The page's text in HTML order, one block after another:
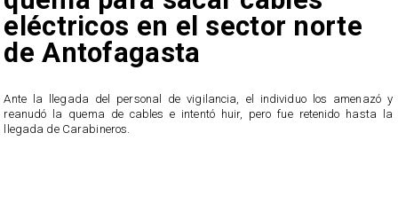
eléctricos en el sector norte
de Antofagasta
Ante la llegada del personal de vigilancia, el individuo los amenazó y
reanudó la quema de cables e intentó huir, pero fue retenido hasta la
llegada de Carabineros.